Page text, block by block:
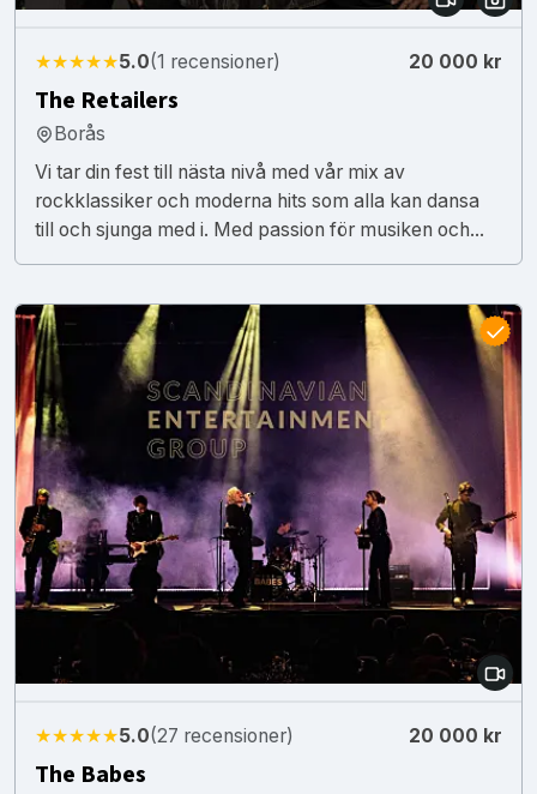
★★★★★5.0(1 recensioner) 20 000 kr
The Retailers
Borås
Vi tar din fest till nästa nivå med vår mix av
rockklassiker och moderna hits som alla kan dansa
till och sjunga med i. Med passion för musiken och...
★★★★★5.0(27 recensioner) 20 000 kr
The Babes